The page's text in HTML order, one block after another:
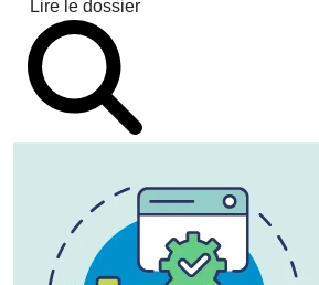
Lire le dossier